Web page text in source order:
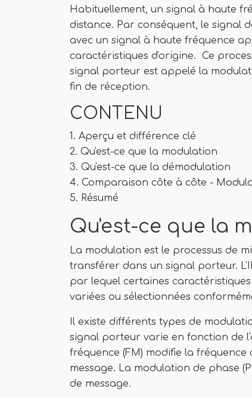
Habituellement, un signal à haute
distance. Par conséquent, le signal
avec un signal à haute fréquence
caractéristiques d'origine. Ce
signal porteur est appelé la
fin de réception.
CONTENU
1. Aperçu et différence clé
2. Qu'est-ce que la modulation
3. Qu'est-ce que la démodulation
4. Comparaison côte à côte -
5. Résumé
Qu'est-ce que la
La modulation est le processus de
transférer dans un signal porteur.
par lequel certaines
variées ou sélectionnées
Il existe différents types de
signal porteur varie en fonction de
fréquence (FM) modifie la
message. La modulation de phase
de message.